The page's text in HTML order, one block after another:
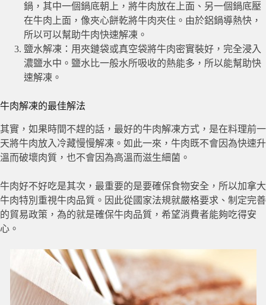
鍋，其中一個鍋底朝上，將牛肉放在上面、另一個鍋底壓
在牛肉上面，像夾心餅乾將牛肉夾住。由於鋁鍋導熱快，
所以可以幫助牛肉快速解凍。
鹽水解凍：用夾鏈袋或真空袋將牛肉密實裝好，完全浸入
濃鹽水中。鹽水比一般水所吸收的熱能多，所以能幫助快
速解凍。
牛肉解凍的最佳解法
其實，如果時間不趕的話，最好的牛肉解凍方式，是在料理前一
天將牛肉放入冷藏慢慢解凍。如此一來，牛肉既不會因為快速升
溫而破壞肉質，也不會因為高溫而滋生細菌。
牛肉好不好吃是其次，最重要的是要確保食物安全，所以加拿大
牛肉特別重視牛肉品質。因此從國家法規就嚴格要求、制定完善
的貿易政策，為的就是確保牛肉品質，希望消費者能夠吃得安
心。